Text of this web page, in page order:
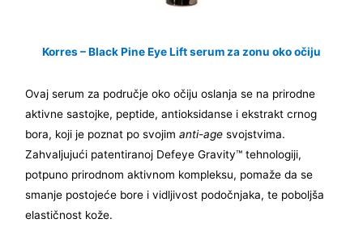
Korres – Black Pine Eye Lift serum za zonu oko očiju
Ovaj serum za područje oko očiju oslanja se na prirodne
aktivne sastojke, peptide, antioksidanse i ekstrakt crnog
bora, koji je poznat po svojimanti-age svojstvima.
Zahvaljujući patentiranoj Defeye Gravity™ tehnologiji,
potpuno prirodnom aktivnom kompleksu, pomaže da se
smanje postojeće bore i vidljivost podočnjaka, te poboljša
elastičnost kože.